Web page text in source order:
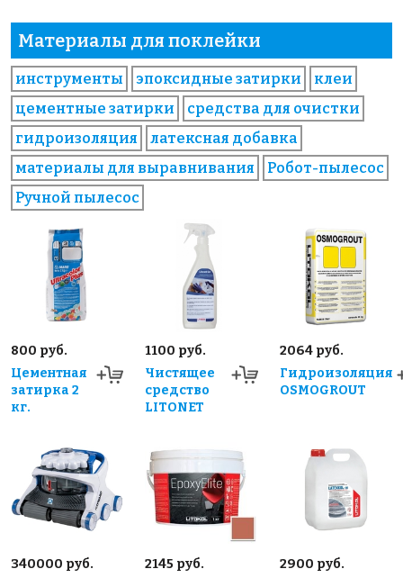
Материалы для поклейки
инструменты эпоксидные затирки
клеи
цементные затирки
средства для очистки
гидроизоляция
латексная добавка
материалы для выравнивания
Робот-пылесос
Ручной пылесос
800 руб.
Цементная
затирка 2
кг.
1100 руб.
Чистящее
средство
LITONET
2064 руб.
Гидроизоляция
OSMOGROUT
340000 руб.
2145 руб.
2900 руб.